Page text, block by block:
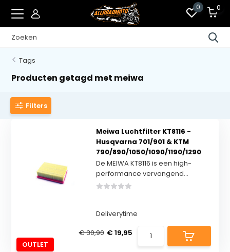
0 0
Tags
Producten getagd met meiwa
Filters
OUTLET
Meiwa Luchtfilter KT8116 -
Husqvarna 701/901 & KTM
790/890/1050/1090/1190/1290
De MEIWA KT8116 is een high-
performance vervangend...
Deliverytime
€ 30,90 € 19,95